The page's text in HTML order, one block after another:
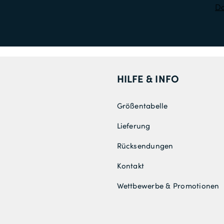
HILFE & INFO
Größentabelle
Lieferung
Rücksendungen
Kontakt
Wettbewerbe & Promotionen